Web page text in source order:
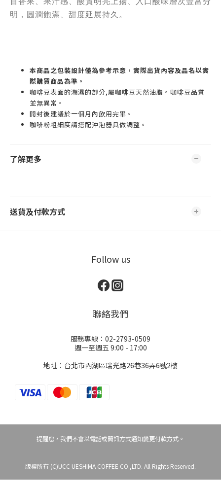
明，圓潤飽滿、甜度延展持久 。
本商品之包裝設計僅為參考示意，實際出貨內容及品名以實
際購買商品為準。
咖啡豆表面的潮濕的部分,屬咖啡豆天然油脂。咖啡豆品質
並無異常。
開封後建議於一個月內飲用完畢。
咖啡粉粗細度請搭配沖泡器具做調整。
了解更多
送貨及付款方式
Follow us
聯絡我們
服務專線：02-2793-0509
週一至週五 9:00 - 17:00
地址：台北市內湖區瑞光路26巷36弄6號2樓
提醒您，我們不會以電話或簡訊方式通知變更付款方式。
版權所有 (C)UCC UESHIMA COFFEE CO.,LTD. All Rights Reserved.